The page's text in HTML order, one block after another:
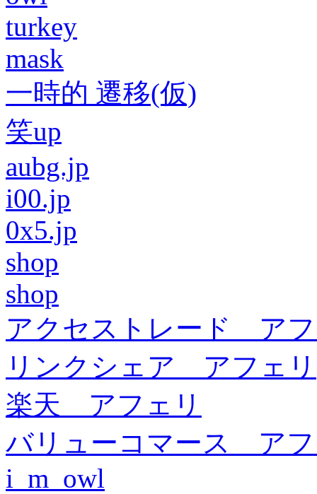
turkey
mask
一時的 遷移(仮)
笑up
aubg.jp
i00.jp
0x5.jp
shop
shop
アクセストレード ア
リンクシェア アフェリ
楽天 アフェリ
バリューコマース ア
i_m_owl